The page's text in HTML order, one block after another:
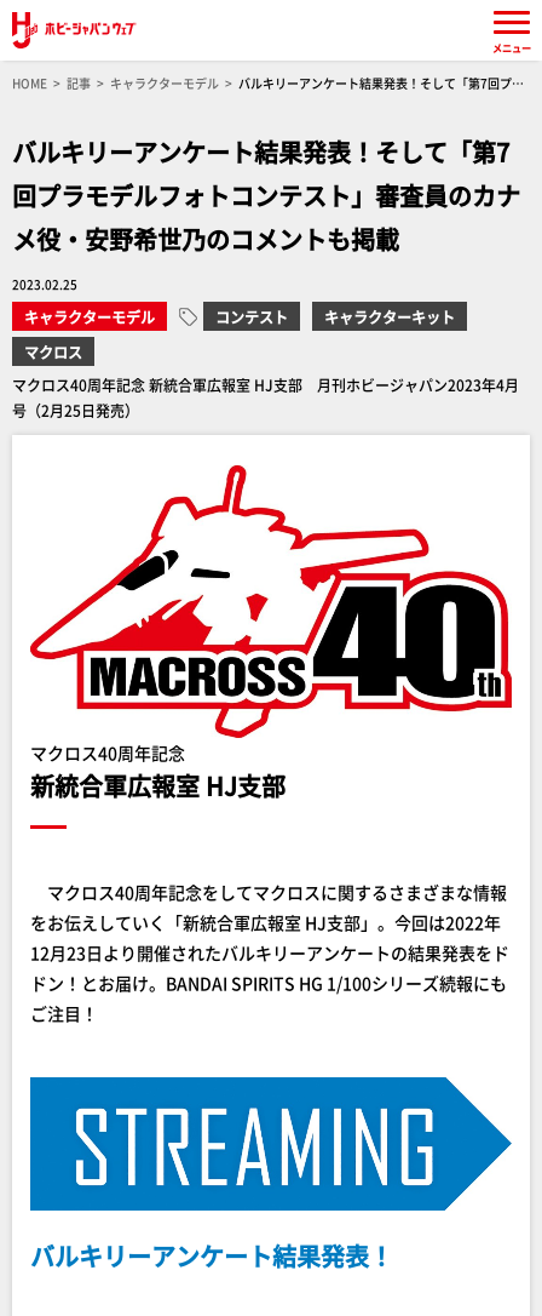
HOME 記事 キャラクターモデル
バルキリーアンケート結果発表！そして「第7回プラ
バルキリーアンケート結果発表！そして「第7
回プラモデルフォトコンテスト」審査員のカナ
メ役・安野希世乃のコメントも掲載
2023.02.25
キャラクターモデル コンテスト
キャラクターキット
マクロス
マクロス40周年記念 新統合軍広報室 HJ支部 月刊ホビージャパン2023年4月
号（2月25日発売）
マクロス40周年記念
新統合軍広報室 HJ支部
マクロス40周年記念をしてマクロスに関するさまざまな情報
をお伝えしていく「新統合軍広報室 HJ支部」。今回は2022年
12月23日より開催されたバルキリーアンケートの結果発表をド
ドン！とお届け。BANDAI SPIRITS HG 1/100シリーズ続報にも
ご注目！
バルキリーアンケート結果発表！
メニュー